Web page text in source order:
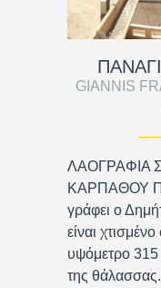
GIANNIS
ΛΑΟΓΡΑΦΙΑ
ΚΑΡΠΑΘΟΥ
γράφει ο
είναι
υψόμετρο
της